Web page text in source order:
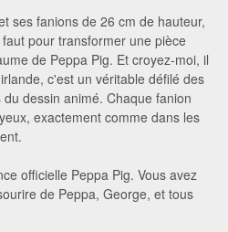
ses fanions de 26 cm de hauteur,
pour transformer une pièce
de Peppa Pig. Et croyez-moi, il
c'est un véritable défilé des
dessin animé. Chaque fanion
exactement comme dans les
officielle Peppa Pig. Vous avez
de Peppa, George, et tous